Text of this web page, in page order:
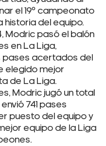
el 19º campeonato
historia del equipo.
Modric pasó el balón
en La Liga,
pases acertados del
elegido mejor
de La Liga.
Modric jugó un total
741 pases
puesto del equipo y
equipo de la Liga